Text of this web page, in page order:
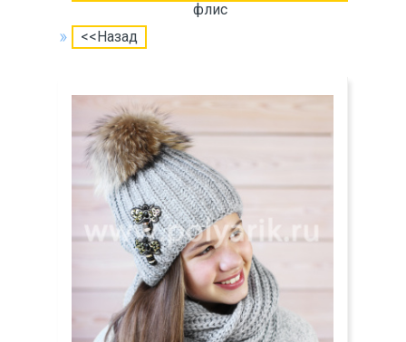
флис
<<Назад